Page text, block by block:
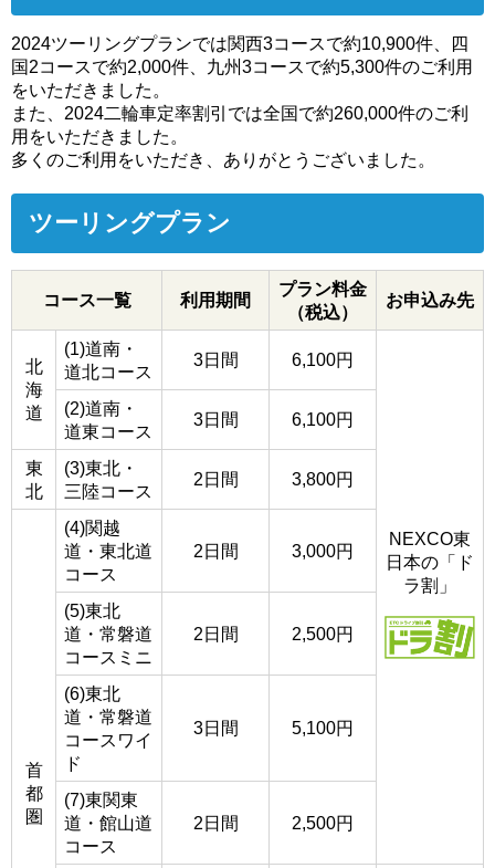
2024ツーリングプランでは関⻄3コースで約10,900件、四
国2コースで約2,000件、九州3コースで約5,300件のご利用
をいただきました。
また、2024二輪車定率割引では全国で約260,000件のご利
用をいただきました。
多くのご利用をいただき、ありがとうございました。
ツーリングプラン
コース一覧 利用期間
プラン料金
（税込）
お申込み先
北
海
道
(1)道南・
道北コース
3日間 6,100円
NEXCO東
日本の「ド
ラ割」
(2)道南・
道東コース
3日間 6,100円
東
北
(3)東北・
三陸コース
2日間 3,800円
首
都
圏
(4)関越
道・東北道
コース
2日間 3,000円
(5)東北
道・常磐道
コースミニ
2日間 2,500円
(6)東北
道・常磐道
コースワイ
ド
3日間 5,100円
(7)東関東
道・館山道
コース
2日間 2,500円